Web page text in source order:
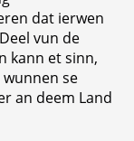
dat ierwen
vun de
kann et sinn,
se
an deem Land